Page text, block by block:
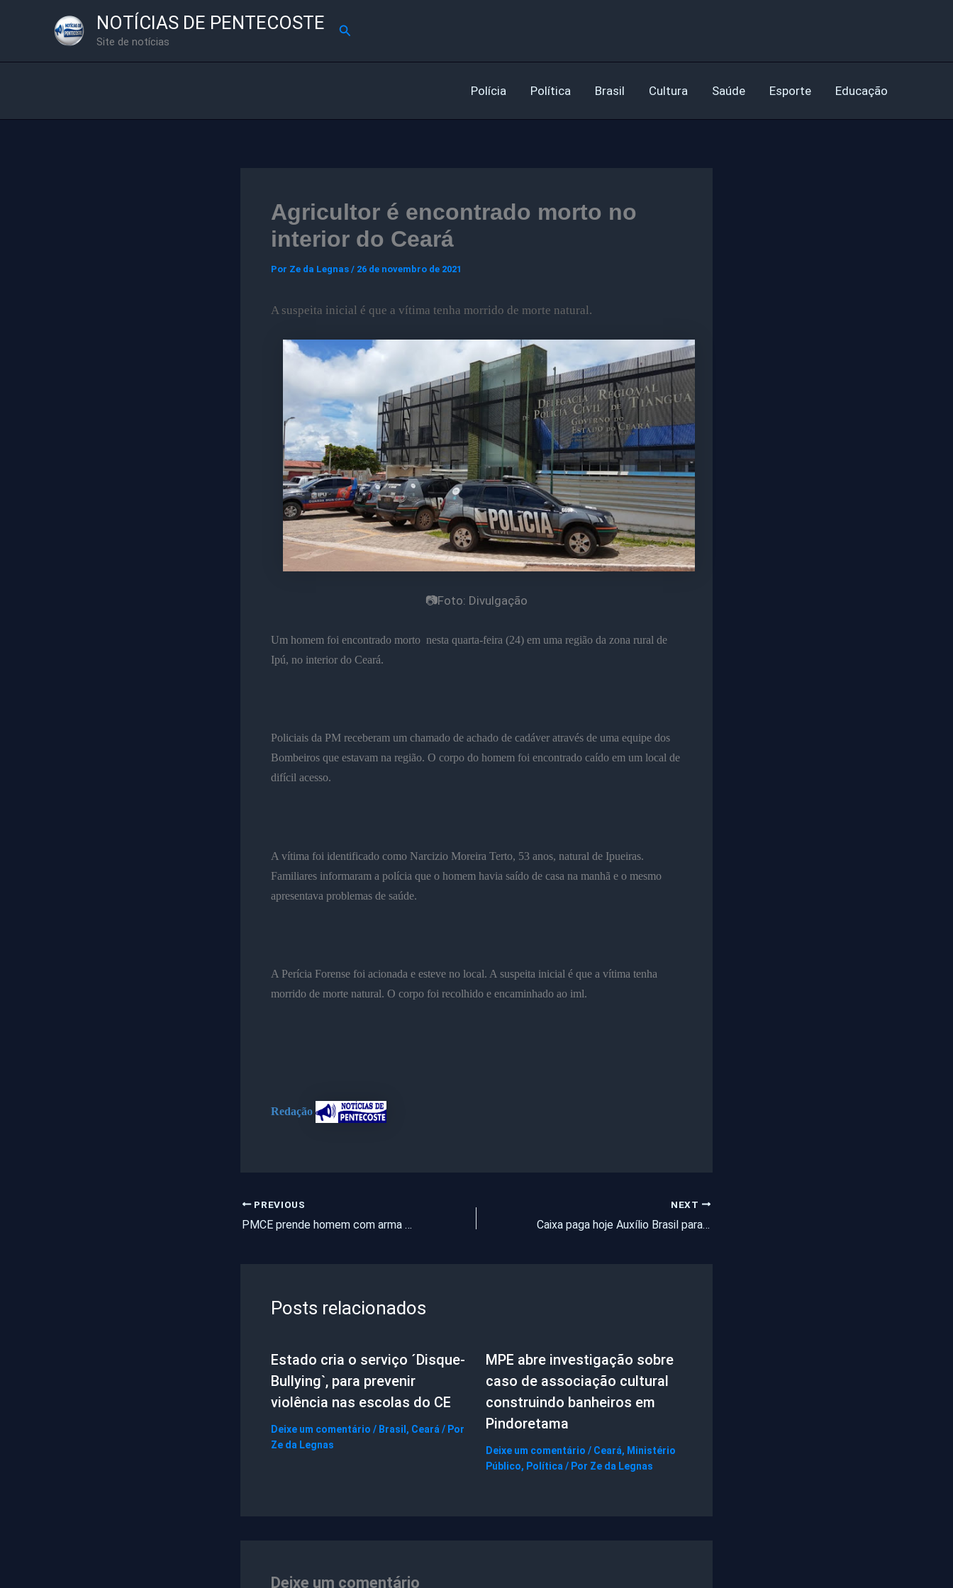
NOTÍCIAS DE PENTECOSTE
Site de notícias
Pesquisar
Polícia Política Brasil Cultura Saúde Esporte Educação
Agricultor é encontrado morto no
interior do Ceará
Por Ze da Legnas / 26 de novembro de 2021
A suspeita inicial é que a vítima tenha morrido de morte natural.
📷Foto: Divulgação
Um homem foi encontrado morto nesta quarta-feira (24) em uma região da zona rural de
Ipú, no interior do Ceará.
Policiais da PM receberam um chamado de achado de cadáver através de uma equipe dos
Bombeiros que estavam na região. O corpo do homem foi encontrado caído em um local de
difícil acesso.
A vítima foi identificado como Narcizio Moreira Terto, 53 anos, natural de Ipueiras.
Familiares informaram a polícia que o homem havia saído de casa na manhã e o mesmo
apresentava problemas de saúde.
A Perícia Forense foi acionada e esteve no local. A suspeita inicial é que a vítima tenha
morrido de morte natural. O corpo foi recolhido e encaminhado ao iml.
Redação
PREVIOUS
PMCE prende homem com arma e drogas após abordagem em Cascavel
NEXT
Caixa paga hoje Auxílio Brasil para beneficiário com NIS final 8
Posts relacionados
Estado cria o serviço ´Disque-
Bullying`, para prevenir
violência nas escolas do CE
Deixe um comentário / Brasil , Ceará / Por
Ze da Legnas
MPE abre investigação sobre
caso de associação cultural
construindo banheiros em
Pindoretama
Deixe um comentário / Ceará, Ministério
Público, Política / Por Ze da Legnas
Deixe um comentário